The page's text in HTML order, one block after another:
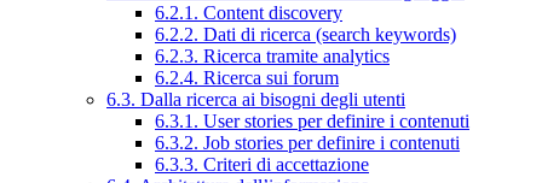
6.2.1. Content discovery
6.2.2. Dati di ricerca (search keywords)
6.2.3. Ricerca tramite analytics
6.2.4. Ricerca sui forum
6.3. Dalla ricerca ai bisogni degli utenti
6.3.1. User stories per definire i contenuti
6.3.2. Job stories per definire i contenuti
6.3.3. Criteri di accettazione